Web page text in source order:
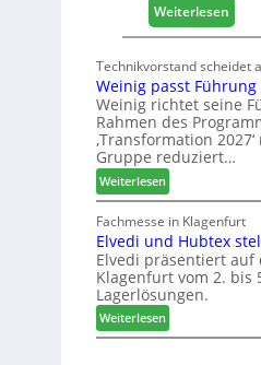
s
i
k
b
e
r
c
h
Weiterlesen:
E
g
e
r
:
a
b
i
l
e
e
Technikvorstand scheidet
Weinig passt Führung
Weinig richtet seine
Rahmen des
‚Transformation
Gruppe reduziert…
Weiterlesen:
W
e
i
n
i
g
p
a
Fachmesse in Klagenfurt
Elvedi und Hubtex
Elvedi präsentiert auf
Klagenfurt vom 2. bis
Lagerlösungen.
Weiterlesen:
E